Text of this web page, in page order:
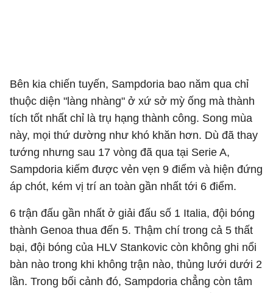
Bên kia chiến tuyến, Sampdoria bao năm qua chỉ
thuộc diện "làng nhàng" ở xứ sở mỳ ống mà thành
tích tốt nhất chỉ là trụ hạng thành công. Song mùa
này, mọi thứ dường như khó khăn hơn. Dù đã thay
tướng nhưng sau 17 vòng đã qua tại Serie A,
Sampdoria kiếm được vẻn vẹn 9 điểm và hiện đứng
áp chót, kém vị trí an toàn gần nhất tới 6 điểm.
6 trận đấu gần nhất ở giải đấu số 1 Italia, đội bóng
thành Genoa thua đến 5. Thậm chí trong cả 5 thất
bại, đội bóng của HLV Stankovic còn không ghi nổi
bàn nào trong khi không trận nào, thủng lưới dưới 2
lần. Trong bối cảnh đó, Sampdoria chẳng còn tâm